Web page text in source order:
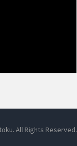
All Rights Reserved.